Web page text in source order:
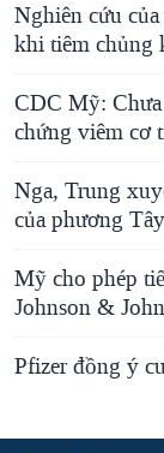
Nghiên cứu
khi tiêm chủng
CDC Mỹ:
chứng viêm cơ
Nga, Trung
của phương Tây
Mỹ cho phép
Johnson &
Pfizer đồng ý